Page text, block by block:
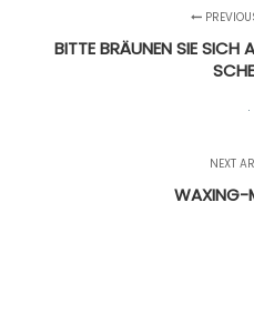
BITTE BRÄUNEN SIE SICH
NEXT
WAXING-